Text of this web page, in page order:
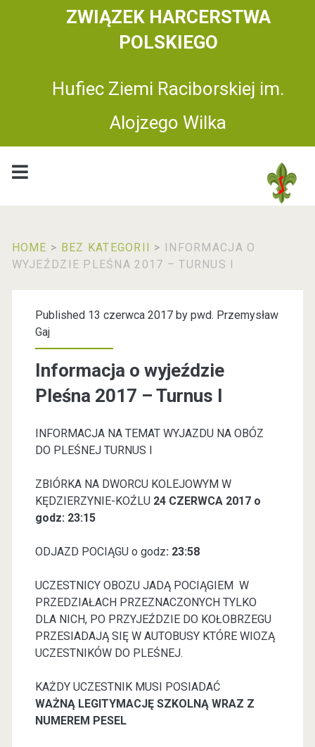
ZWIĄZEK HARCERSTWA
POLSKIEGO
Hufiec Ziemi Raciborskiej im.
Alojzego Wilka
HOME > BEZ KATEGORII > INFORMACJA O
WYJEŹDZIE PLEŚNA 2017 – TURNUS I
Published 13 czerwca 2017 by pwd. Przemysław
Gaj
Informacja o wyjeździe
Pleśna 2017 – Turnus I
INFORMACJA NA TEMAT WYJAZDU NA OBÓZ
DO PLEŚNEJ TURNUS I
ZBIÓRKA NA DWORCU KOLEJOWYM W
KĘDZIERZYNIE-KOŹLU 24 CZERWCA 2017 o
godz: 23:15
ODJAZD POCIĄGU o godz: 23:58
UCZESTNICY OBOZU JADĄ POCIĄGIEM W
PRZEDZIAŁACH PRZEZNACZONYCH TYLKO
DLA NICH, PO PRZYJEŹDZIE DO KOŁOBRZEGU
PRZESIADAJĄ SIĘ W AUTOBUSY KTÓRE WIOZĄ
UCZESTNIKÓW DO PLEŚNEJ.
KAŻDY UCZESTNIK MUSI POSIADAĆ
WAŻNĄ LEGITYMACJĘ SZKOLNĄ WRAZ Z
NUMEREM PESEL